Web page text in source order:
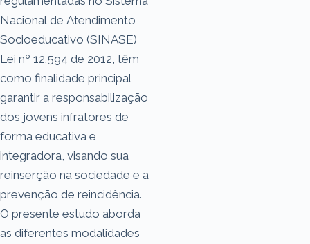
Nacional de Atendimento
Socioeducativo (SINASE)
Lei nº 12.594 de 2012, têm
como finalidade principal
garantir a responsabilização
dos jovens infratores de
forma educativa e
integradora, visando sua
reinserção na sociedade e a
prevenção de reincidência.
O presente estudo aborda
as diferentes modalidades